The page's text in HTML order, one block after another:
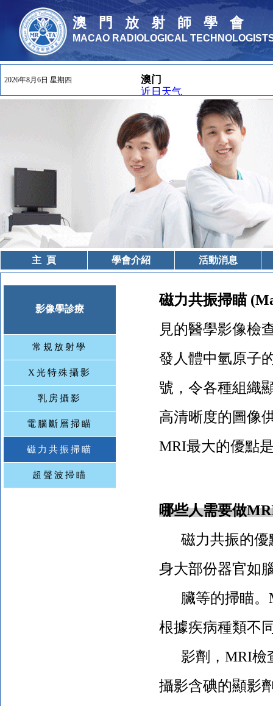
澳門放射師學會
MACAO RADIOLOGICAL
2026年8月6日 星期四
主 頁 學會介紹 活動消息
影像學診療
常規放射學
X光特殊攝影
乳房攝影
電腦斷層掃瞄
磁力共振掃瞄
超聲波掃瞄
磁力共振掃瞄
見的醫學影像檢
發人體中氫原子
號，令各種組織
高清晰度的圖像
MRI最大的優點
哪些人需要做
磁力共振的優
身大部份器官如
臟等的掃瞄。
根據疾病種類不
影劑， MRI檢
攝影含碘的顯影